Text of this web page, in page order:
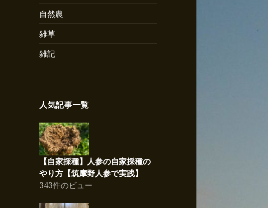
自然農
雑草
雑記
人気記事一覧
【自家採種】人参の自家採種の
やり方【筑摩野人参で実践】
343件のビュー